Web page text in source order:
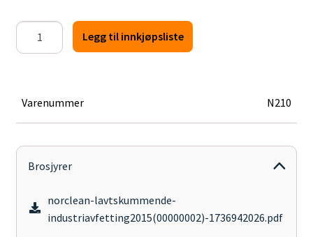
Norclean
Lavtskummende
Legg til innkjøpsliste
Varenummer N210
Brosjyrer
norclean-lavtskummende-
industriavfetting2015(00000002)-1736942026.pdf